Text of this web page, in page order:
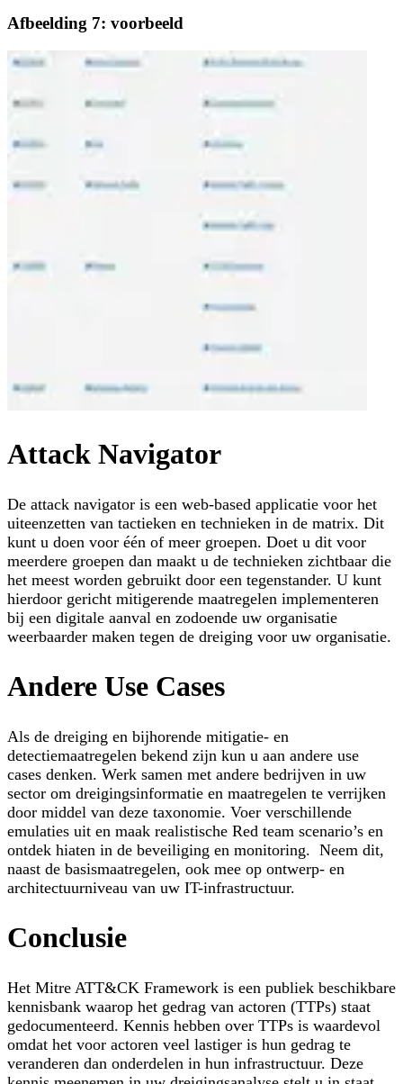
Afbeelding 7: voorbeeld
Attack Navigator
De attack navigator is een web-based applicatie voor het
uiteenzetten van tactieken en technieken in de matrix. Dit
kunt u doen voor één of meer groepen. Doet u dit voor
meerdere groepen dan maakt u de technieken zichtbaar die
het meest worden gebruikt door een tegenstander. U kunt
hierdoor gericht mitigerende maatregelen implementeren
bij een digitale aanval en zodoende uw organisatie
weerbaarder maken tegen de dreiging voor uw organisatie.
Andere Use Cases
Als de dreiging en bijhorende mitigatie- en
detectiemaatregelen bekend zijn kun u aan andere use
cases denken. Werk samen met andere bedrijven in uw
sector om dreigingsinformatie en maatregelen te verrijken
door middel van deze taxonomie. Voer verschillende
emulaties uit en maak realistische Red team scenario’s en
ontdek hiaten in de beveiliging en monitoring. Neem dit,
naast de basismaatregelen, ook mee op ontwerp- en
architectuurniveau van uw IT-infrastructuur.
Conclusie
Het Mitre ATT&CK Framework is een publiek beschikbare
kennisbank waarop het gedrag van actoren (TTPs) staat
gedocumenteerd. Kennis hebben over TTPs is waardevol
omdat het voor actoren veel lastiger is hun gedrag te
veranderen dan onderdelen in hun infrastructuur. Deze